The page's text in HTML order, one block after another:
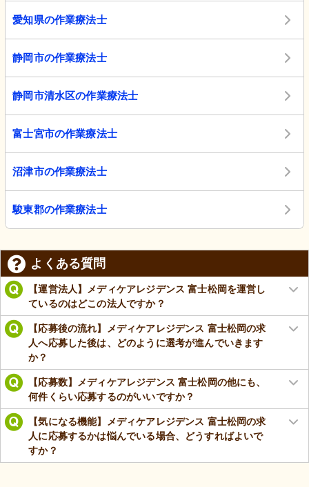
愛知県の作業療法士
静岡市の作業療法士
静岡市清水区の作業療法士
富士宮市の作業療法士
沼津市の作業療法士
駿東郡の作業療法士
よくある質問
【運営法人】メディケアレジデンス 富士松岡を運営し
ているのはどこの法人ですか？
【応募後の流れ】メディケアレジデンス 富士松岡の求
人へ応募した後は、どのように選考が進んでいきます
か？
【応募数】メディケアレジデンス 富士松岡の他にも、
何件くらい応募するのがいいですか？
【気になる機能】メディケアレジデンス 富士松岡の求
人に応募するかは悩んでいる場合、どうすればよいで
すか？